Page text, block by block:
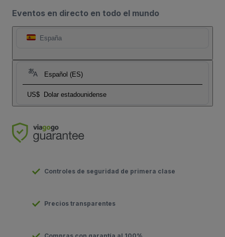
Eventos en directo en todo el mundo
España
Español (ES)
US$ Dolar estadounidense
Controles de seguridad de primera clase
Precios transparentes